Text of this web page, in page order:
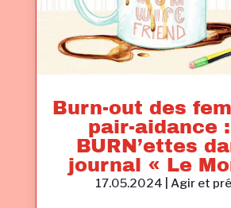
Burn-out des
pair-aidance
BURN’ettes
journal « Le
17.05.2024 Agir et